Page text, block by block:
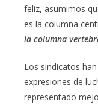
feliz, asumimos
es la columna
la columna
Los sindicatos
expresiones de
representado